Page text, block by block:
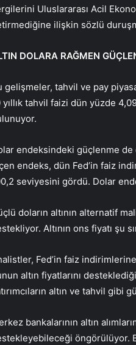
Uluslararası Acil
ilişkin sözlü
DOLARA RAĞMEN
gelişmeler, tahvil ve pay
yıllık tahvil faizi dün yüzde
endeksindeki güçlenme de
endeks, dün Fed’in faiz
seviyesini gördü. Dolar
doların altının alternatif
Altının ons fiyatı şu
Fed’in faiz
altın fiyatlarını
altın ve tahvil
bankalarının altın
öngörülüyor.